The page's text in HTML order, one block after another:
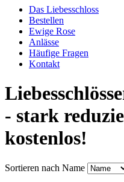
Das Liebesschloss
Bestellen
Ewige Rose
Anlässe
Häufige Fragen
Kontakt
- stark
kostenlos!
Sortieren nach Name